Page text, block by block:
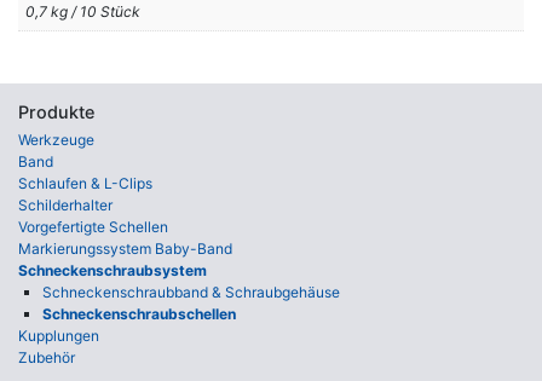
0,7 kg / 10 Stück
Produkte
Werkzeuge
Band
Schlaufen & L-Clips
Schilderhalter
Vorgefertigte Schellen
Markierungssystem Baby-Band
Schneckenschraubsystem
Schnecken­schraub­band & Schraub­gehäuse
Schneckenschraubschellen
Kupplungen
Zubehör